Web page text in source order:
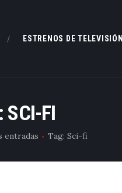
ESTRENOS DE TELEVISIÓN
SCI-FI
entradas Tag: Sci-fi